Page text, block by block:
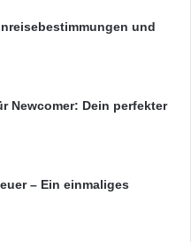
und
Newcomer: Dein perfekter
– Ein einmaliges